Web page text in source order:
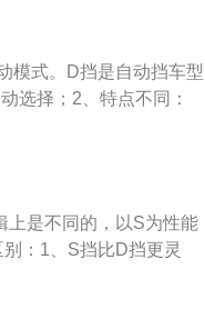
据节气门开度信号和车
动机转速的变化在前进
D挡灵敏：进入S档
D挡相对温顺。S档：S
进而获得较大的扭力输
内所有数量的前进档。
换档时机会延迟，使发
位高转速行进，进而获
液压系统控制装置会
路。随着输出轴转速和
迟，在开车过程中，
下，当踩下油门的时
顺。5、油耗不同：s档
在爬坡的时候，没有
模式。D挡是自动挡车型
选择；2、特点不同：
加大。同时，悬架相
量的前进挡；3、原理
机会延迟，使发动机在
速行进，进而获得较大
据节气门开度信号和车
动机转速的变化在前进
上是不同的，以S为性能
：1、S挡比D挡更灵
然踩油门会反应很快，